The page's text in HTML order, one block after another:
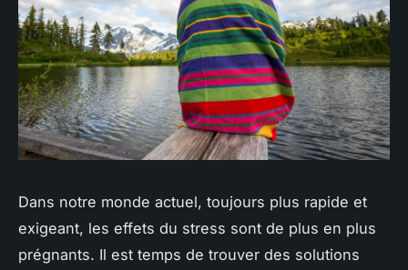
Dans notre monde actuel, toujours plus rapide et
exigeant, les effets du stress sont de plus en plus
prégnants. Il est temps de trouver des solutions